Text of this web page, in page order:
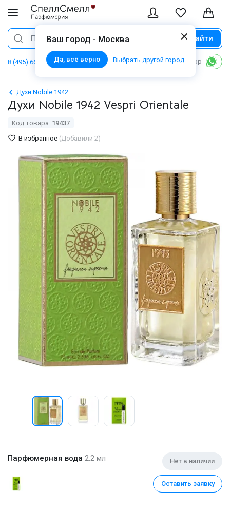
Ваш город - Москва
Да, всё верно Выбрать другой город
Поиск Найти
8 (495) 668 06 02 Написать в WhatsApp
Духи Nobile 1942
Духи Nobile 1942 Vespri Orientale
Код товара: 19437
В избранное (Добавили 2)
Парфюмерная вода 2.2 мл Нет в наличии
Оставить заявку